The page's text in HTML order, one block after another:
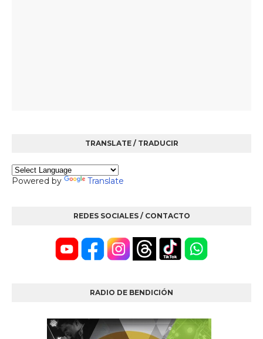
TRANSLATE / TRADUCIR
Powered by Translate
REDES SOCIALES / CONTACTO
RADIO DE BENDICIÓN